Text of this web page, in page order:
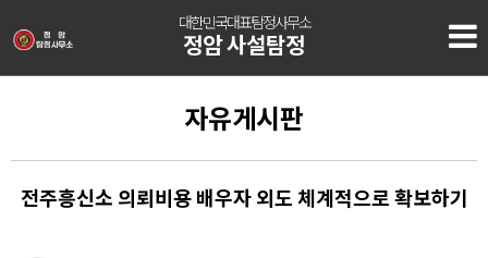
대한민국대표탐정사무소
정암 사설탐정
자유게시판
전주흥신소 의뢰비용 배우자 외도 체계적으로 확보하기